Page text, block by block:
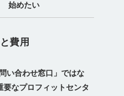
始めたい
費用
い合わせ窓口」ではな
要なプロフィットセンタ